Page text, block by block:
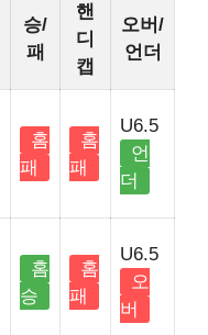
승/
패
핸
디
캡
오버/
언더
홈
패
홈
패
U6.5
언
더
홈
승
홈
패
U6.5
오
버